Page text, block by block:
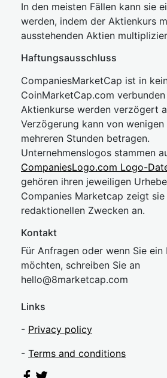
In den meisten Fällen kann sie
werden, indem der Aktienkurs
ausstehenden Aktien
Haftungsausschluss
CompaniesMarketCap ist in
CoinMarketCap.com verbunden
Aktienkurse werden verzögert
Verzögerung kann von
mehreren Stunden betragen.
Unternehmenslogos stammen
CompaniesLogo.com Logo-
gehören ihren jeweiligen
Companies Marketcap zeigt sie
redaktionellen Zwecken an.
Kontakt
Für Anfragen oder wenn Sie
möchten, schreiben Sie an
hello@8marketcap.com
Links
- Privacy policy
- Terms and conditions